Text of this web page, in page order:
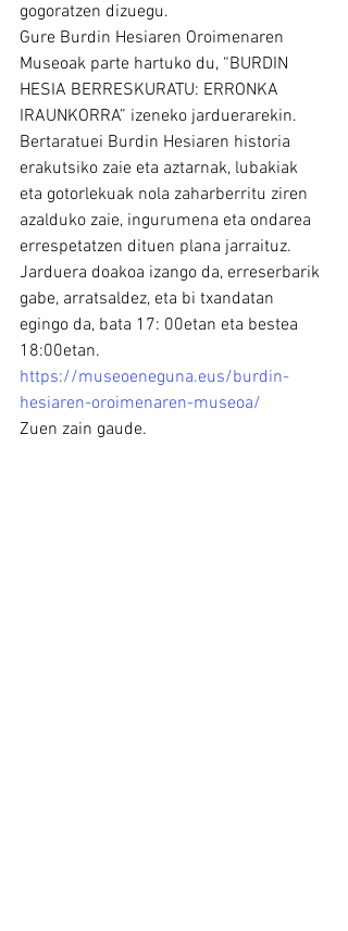
gogoratzen dizuegu.
Gure Burdin Hesiaren Oroimenaren
Museoak parte hartuko du, “BURDIN
HESIA BERRESKURATU: ERRONKA
IRAUNKORRA” izeneko jarduerarekin.
Bertaratuei Burdin Hesiaren historia
erakutsiko zaie eta aztarnak, lubakiak
eta gotorlekuak nola zaharberritu ziren
azalduko zaie, ingurumena eta ondarea
errespetatzen dituen plana jarraituz.
Jarduera doakoa izango da, erreserbarik
gabe, arratsaldez, eta bi txandatan
egingo da, bata 17: 00etan eta bestea
18:00etan.
https://museoeneguna.eus/burdin-
hesiaren-oroimenaren-museoa/
Zuen zain gaude.